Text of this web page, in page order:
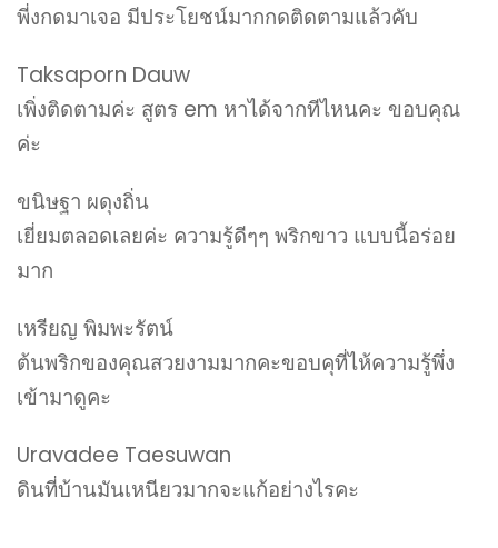
พี่งกดมาเจอ มีประโยชน์มากกดติดตามแล้วคับ
Taksaporn Dauw
เพิ่งติดตามค่ะ สูตร em หาได้จากทีไหนคะ ขอบคุณ
ค่ะ
ขนิษฐา ผดุงถิ่น
เยี่ยมตลอดเลยค่ะ ความรู้ดีๆๆ พริกขาว แบบนี้อร่อย
มาก
เหรียญ พิมพะรัตน์
ต้นพริกของคุณสวยงามมากคะขอบคุที่ไห้ความรู้พึ่ง
เข้ามาดูคะ
Uravadee Taesuwan
ดินที่บ้านมันเหนียวมากจะแก้อย่างไรคะ